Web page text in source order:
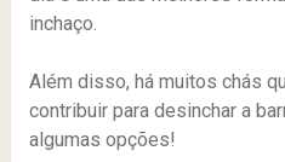
inchaço.
Além disso, há muitos chás
contribuir para desinchar a
algumas opções!